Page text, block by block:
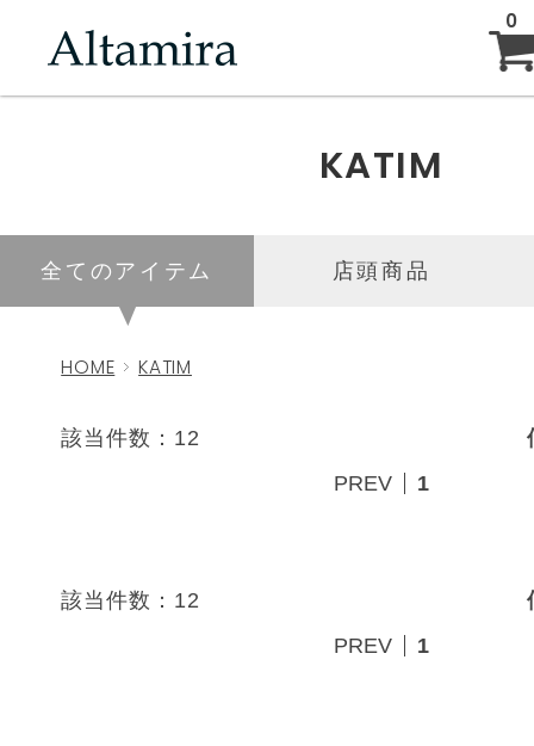
0
ABOUT
KATIM
全てのアイテム 店頭商品
HOME KATIM
該当件数：12
PREV
1
該当件数：12
PREV
1